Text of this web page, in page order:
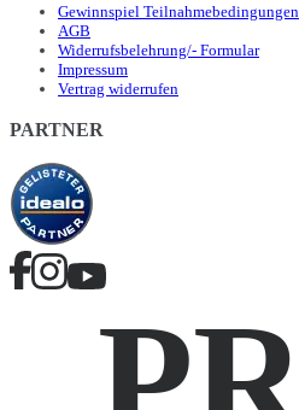
Gewinnspiel Teilnahmebedingungen
AGB
Widerrufsbelehrung/- Formular
Impressum
Vertrag widerrufen
PARTNER